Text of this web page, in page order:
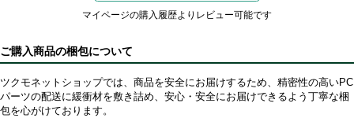
マイページの購入履歴よりレビュー可能です
ご購入商品の梱包について
ツクモネットショップでは、商品を安全にお届けするため、精密性の高いPC
パーツの配送に緩衝材を敷き詰め、安心・安全にお届けできるよう丁寧な梱
包を心がけております。